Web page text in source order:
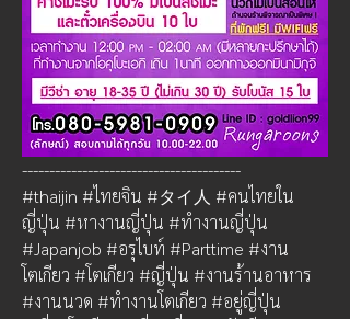
----------------------------------------
#thaijin #ไทยจิน #タイ人 #คนไทยใน
ญี่ปุ่น #หางานญี่ปุ่น #ทำงานญี่ปุ่น
#Japanjob #อรุไบท์ #Parttime #งาน
โตเกียว #โตเกียว #ญี่ปุ่น #งานร้านอาหาร
#งานนวด #ทำงานโตเกียว #อยู่ญี่ปุ่น